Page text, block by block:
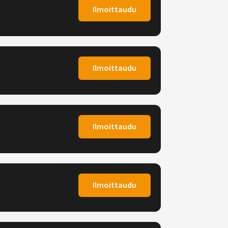
Ilmoittaudu
Ilmoittaudu
Ilmoittaudu
Ilmoittaudu